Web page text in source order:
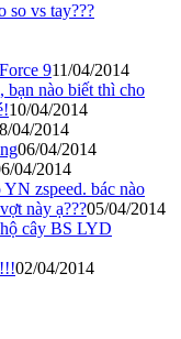
so vs tay???
911/04/2014
bạn nào biết thì cho
10/04/2014
04/2014
06/04/2014
04/2014
YN zspeed. bác nào
này ạ???05/04/2014
cây BS LYD
02/04/2014